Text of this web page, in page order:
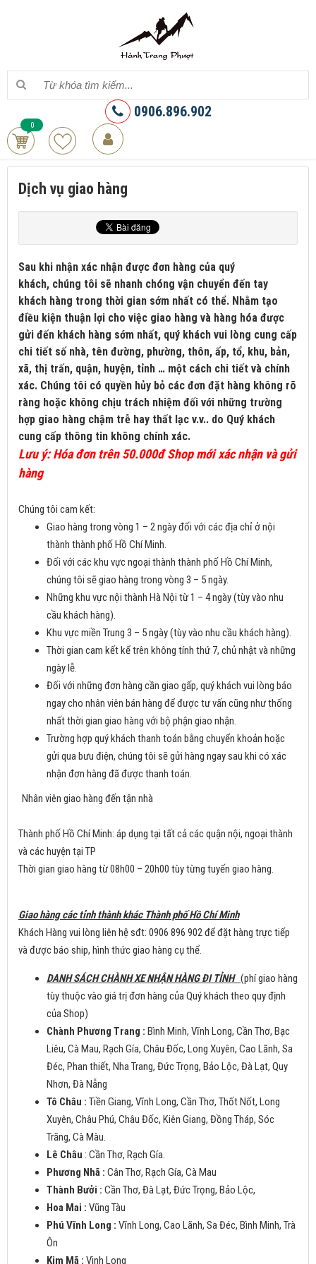
0906.896.902
0
Dịch vụ giao hàng
Sau khi nhận xác nhận được đơn hàng của quý
khách, chúng tôi sẽ nhanh chóng vận chuyển đến tay
khách hàng trong thời gian sớm nhất có thể. Nhằm tạo
điều kiện thuận lợi cho việc giao hàng và hàng hóa được
gửi đến khách hàng sớm nhất, quý khách vui lòng cung cấp
chi tiết số nhà, tên đường, phường, thôn, ấp, tổ, khu, bản,
xã, thị trấn, quận, huyện, tỉnh … một cách chi tiết và chính
xác. Chúng tôi có quyền hủy bỏ các đơn đặt hàng không rõ
ràng hoặc không chịu trách nhiệm đối với những trường
hợp giao hàng chậm trễ hay thất lạc v.v.. do Quý khách
cung cấp thông tin không chính xác.
Lưu ý: Hóa đơn trên 50.000đ Shop mới xác nhận và gửi
hàng
Chúng tôi cam kết:
Giao hàng trong vòng 1 – 2 ngày đối với các địa chỉ ở nội
thành thành phố Hồ Chí Minh.
Đối với các khu vực ngoại thành thành phố Hồ Chí Minh,
chúng tôi sẽ giao hàng trong vòng 3 – 5 ngày.
Những khu vực nội thành Hà Nội từ 1 – 4 ngày (tùy vào nhu
cầu khách hàng).
Khu vực miền Trung 3 – 5 ngày (tùy vào nhu cầu khách hàng).
Thời gian cam kết kể trên không tính thứ 7, chủ nhật và những
ngày lễ.
Đối với những đơn hàng cần giao gấp, quý khách vui lòng báo
ngay cho nhân viên bán hàng để được tư vấn cũng như thống
nhất thời gian giao hàng với bộ phận giao nhận.
Trường hợp quý khách thanh toán bằng chuyển khoản hoặc
gửi qua bưu điện, chúng tôi sẽ gửi hàng ngay sau khi có xác
nhận đơn hàng đã được thanh toán.
Nhân viên giao hàng đến tận nhà
Thành phố Hồ Chí Minh: áp dụng tại tất cả các quận nội, ngoại thành
và các huyện tại TP
Thời gian giao hàng từ 08h00 – 20h00 tùy từng tuyến giao hàng.
Giao hàng các tỉnh thành khác Thành phố Hồ Chí Minh
Khách Hàng vui lòng liên hệ sđt: 0906 896 902 để đặt hàng trực tiếp
và được báo ship, hình thức giao hàng cụ thể.
DANH SÁCH CHÀNH XE NHẬN HÀNG ĐI TỈNH (phí giao hàng
tùy thuộc vào giá trị đơn hàng của Quý khách theo quy định
của Shop)
Chành Phương Trang : Bình Minh, Vĩnh Long, Cần Thơ, Bạc
Liêu, Cà Mau, Rạch Gía, Châu Đốc, Long Xuyên, Cao Lãnh, Sa
Đéc, Phan thiết, Nha Trang, Đức Trọng, Bảo Lộc, Đà Lạt, Quy
Nhơn, Đà Nẵng
Tô Châu : Tiền Giang, Vĩnh Long, Cần Thơ, Thốt Nốt, Long
Xuyên, Châu Phú, Châu Đốc, Kiên Giang, Đồng Tháp, Sóc
Trăng, Cà Màu.
Lê Châu : Cần Thơ, Rạch Gía.
Phương Nhã : Cân Thơ, Rạch Gía, Cà Mau
Thành Bưởi : Cần Thơ, Đà Lạt, Đức Trọng, Bảo Lộc,
Hoa Mai : Vũng Tàu
Phú Vĩnh Long : Vĩnh Long, Cao Lãnh, Sa Đéc, Bình Minh, Trà
Ôn
Kim Mã : Vinh Long